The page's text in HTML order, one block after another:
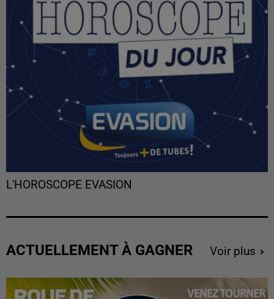
L'HOROSCOPE EVASION
ACTUELLEMENT À GAGNER Voir plus